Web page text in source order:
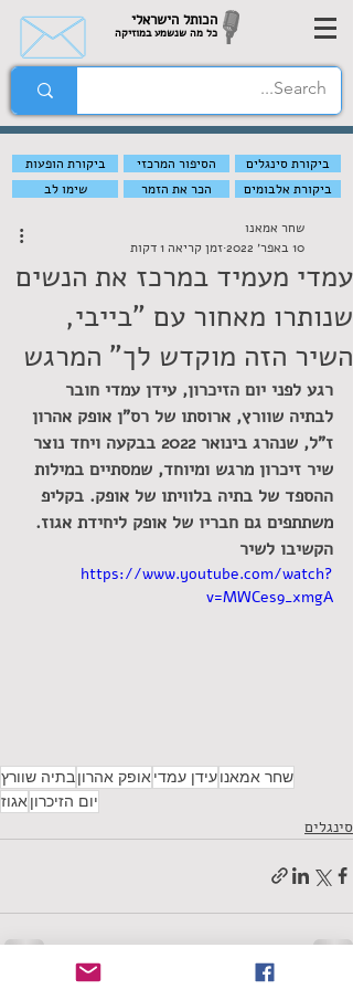
הכותל הישראלי
כל מה שנשמע במוזיקה
ביקורת הופעות הסיפור המרכזי
ביקורת סינגלים
שימו לב
הכר את הזמר ביקורת אלבומים
עמדי מעמיד במרכז את הנשים
שנותרו מאחור עם "בייבי,
השיר הזה מוקדש לך" המרגש
שחר אמאנו
10 באפר׳ 2022
זמן קריאה 1 דקות
רגע לפני יום הזיכרון, עידן עמדי חובר
לבתיה שוורץ, ארוסתו של רס"ן אופק אהרון
ז"ל, שנהרג בינואר 2022 בבקעה ויחד נוצר
שיר זיכרון מרגש ומיוחד, שמסתיים במילות
ההספד של בתיה בלוויתו של אופק. בקליפ
משתתפים גם חבריו של אופק ליחידת אגוז.
הקשיבו לשיר
https://www.youtube.com/watch?
v=MWCes9_xmgA
שחר אמאנועידן עמדי אופק אהרוןבתיה שוורץ
יום הזיכרון אגוז
סינגלים